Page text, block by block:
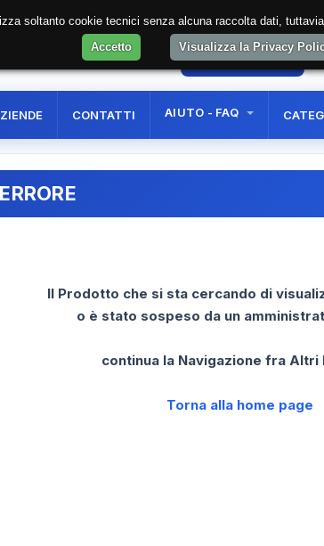
AREA RISERVATA
CONTATTI AIUTO - FAQ
Il Prodotto che si sta cercando di
o è stato sospeso da un
continua la Navigazione fra
Torna alla home page
soltanto cookie tecnici senza alcuna raccolta dati,
Accetto
Visualizza la Privacy